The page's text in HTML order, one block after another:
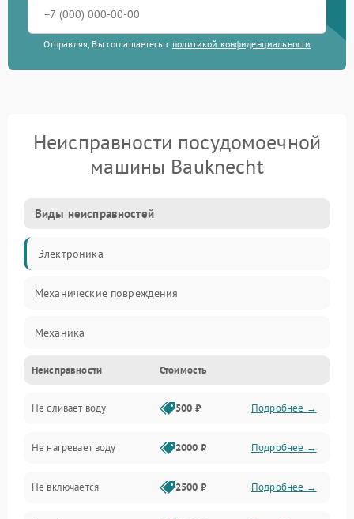
Отправляя, Вы соглашаетесь с политикой конфиденциальности
Неисправности посудомоечной
машины Bauknecht
Виды неисправностей
Электроника
Механические повреждения
Механика
Управление
Электропитание
Датчики
Нагрев
Неисправности Стоимость
Не сливает воду 500 ₽ Подробнее →
Не нагревает воду 2000 ₽ Подробнее →
Не включается 2500 ₽ Подробнее →